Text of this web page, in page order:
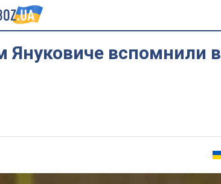
Януковиче вспомнили в